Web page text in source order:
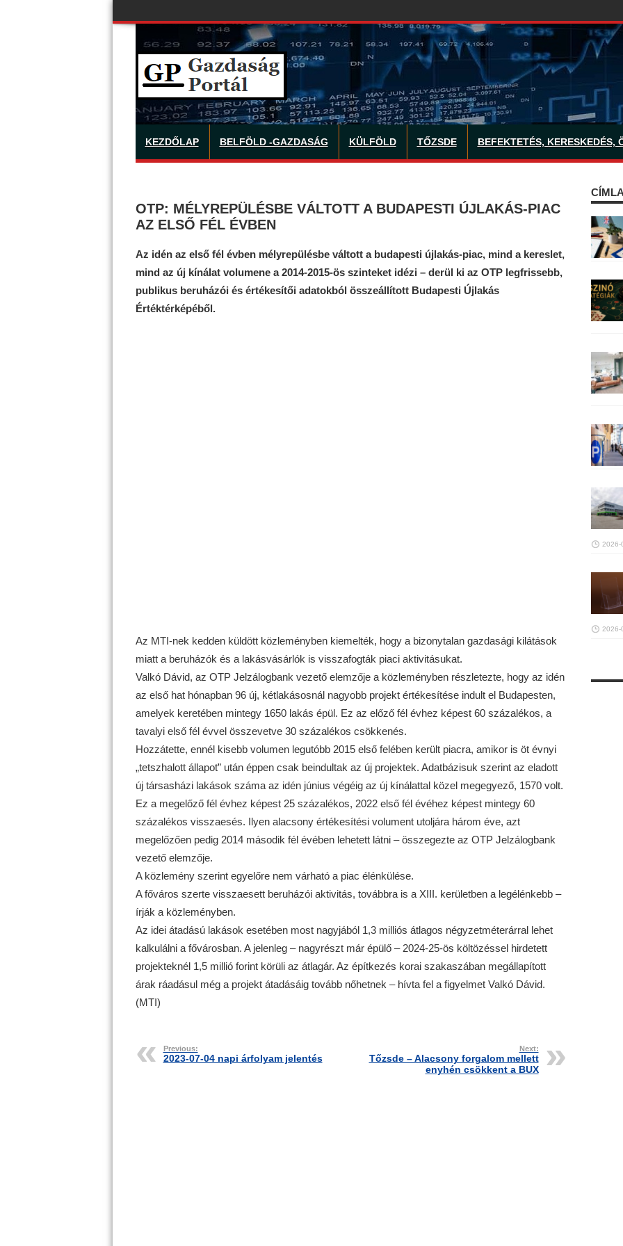
KEZDŐLAP BELFÖLD -GAZDASÁG KÜLFÖLD TŐZSDE BEFEKTETÉS, KERESKEDÉS,
OTP: MÉLYREPÜLÉSBE VÁLTOTT A BUDAPESTI ÚJLAKÁS-PIAC
AZ ELSŐ FÉL ÉVBEN
Az idén az első fél évben mélyrepülésbe váltott a budapesti újlakás-piac, mind a kereslet,
mind az új kínálat volumene a 2014-2015-ös szinteket idézi – derül ki az OTP legfrissebb,
publikus beruházói és értékesítői adatokból összeállított Budapesti Újlakás
Értéktérképéből.
Az MTI-nek kedden küldött közleményben kiemelték, hogy a bizonytalan gazdasági kilátások
miatt a beruházók és a lakásvásárlók is visszafogták piaci aktivitásukat.
Valkó Dávid, az OTP Jelzálogbank vezető elemzője a közleményben részletezte, hogy az idén
az első hat hónapban 96 új, kétlakásosnál nagyobb projekt értékesítése indult el Budapesten,
amelyek keretében mintegy 1650 lakás épül. Ez az előző fél évhez képest 60 százalékos, a
tavalyi első fél évvel összevetve 30 százalékos csökkenés.
Hozzátette, ennél kisebb volumen legutóbb 2015 első felében került piacra, amikor is öt évnyi
„tetszhalott állapot” után éppen csak beindultak az új projektek. Adatbázisuk szerint az eladott
új társasházi lakások száma az idén június végéig az új kínálattal közel megegyező, 1570 volt.
Ez a megelőző fél évhez képest 25 százalékos, 2022 első fél évéhez képest mintegy 60
százalékos visszaesés. Ilyen alacsony értékesítési volument utoljára három éve, azt
megelőzően pedig 2014 második fél évében lehetett látni – összegezte az OTP Jelzálogbank
vezető elemzője.
A közlemény szerint egyelőre nem várható a piac élénkülése.
A főváros szerte visszaesett beruházói aktivitás, továbbra is a XIII. kerületben a legélénkebb –
írják a közleményben.
Az idei átadású lakások esetében most nagyjából 1,3 milliós átlagos négyzetméterárral lehet
kalkulálni a fővárosban. A jelenleg – nagyrészt már épülő – 2024-25-ös költözéssel hirdetett
projekteknél 1,5 millió forint körüli az átlagár. Az építkezés korai szakaszában megállapított
árak ráadásul még a projekt átadásáig tovább nőhetnek – hívta fel a figyelmet Valkó Dávid.
(MTI)
Previous:
2023-07-04 napi árfolyam jelentés
Next:
Tőzsde – Alacsony forgalom mellett
enyhén csökkent a BUX
2026-
2026-